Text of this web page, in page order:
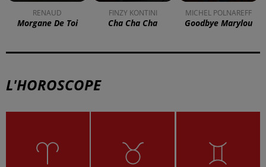
RENAUD
Morgane De Toi
FINZY KONTINI
Cha Cha Cha
MICHEL POLNAREFF
Goodbye Marylou
L'HOROSCOPE